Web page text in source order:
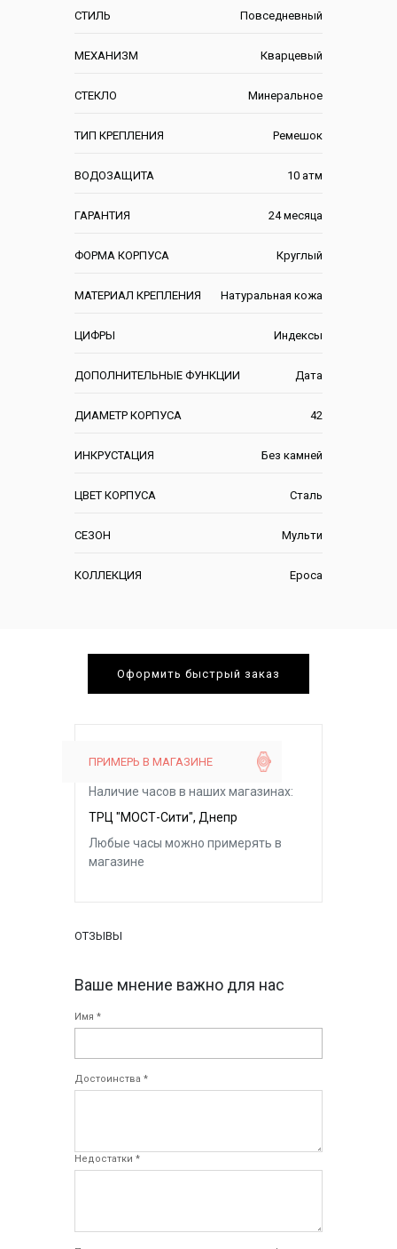
СТИЛЬ Повседневный
МЕХАНИЗМ Кварцевый
СТЕКЛО Минеральное
ТИП КРЕПЛЕНИЯ Ремешок
ВОДОЗАЩИТА 10 атм
ГАРАНТИЯ 24 месяца
ФОРМА КОРПУСА Круглый
МАТЕРИАЛ КРЕПЛЕНИЯ Натуральная кожа
ЦИФРЫ Индексы
ДОПОЛНИТЕЛЬНЫЕ ФУНКЦИИ Дата
ДИАМЕТР КОРПУСА 42
ИНКРУСТАЦИЯ Без камней
ЦВЕТ КОРПУСА Сталь
СЕЗОН Мульти
КОЛЛЕКЦИЯ Epoca
Оформить быстрый заказ
ПРИМЕРЬ В МАГАЗИНЕ
Наличие часов в наших магазинах:
ТРЦ "МОСТ-Сити", Днепр
Любые часы можно примерять в
магазине
ОТЗЫВЫ
Ваше мнение важно для нас
Имя *
Достоинства *
Недостатки *